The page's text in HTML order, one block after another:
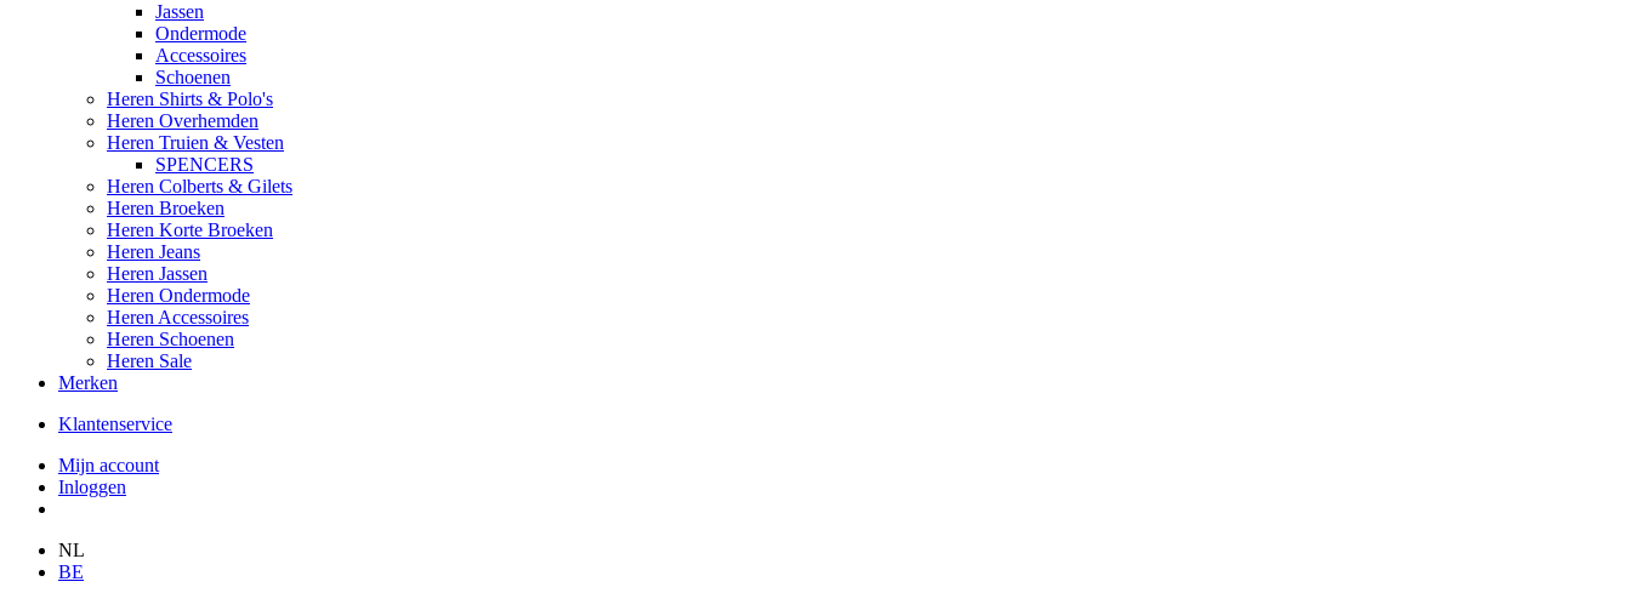
Jassen
Ondermode
Accessoires
Schoenen
Heren Shirts & Polo's
Heren Overhemden
Heren Truien & Vesten
SPENCERS
Heren Colberts & Gilets
Heren Broeken
Heren Korte Broeken
Heren Jeans
Heren Jassen
Heren Ondermode
Heren Accessoires
Heren Schoenen
Heren Sale
Merken
Klantenservice
Mijn account
Inloggen
NL
BE